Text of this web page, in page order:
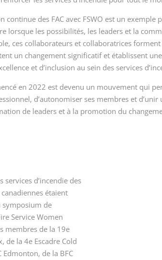
continue des FAC avec FSWO est un exemple
lorsque les possibilités, les leaders et la
ces collaborateurs et collaboratrices
un changement significatif et établissent
et d’inclusion au sein des services
en 2022 est devenu un mouvement qui
d’autonomiser ses membres et
de leaders et à la promotion du
services d’incendie des
étaient
symposium de
Service Women
membres de la 19e
de la 4e Escadre Cold
Edmonton, de la BFC